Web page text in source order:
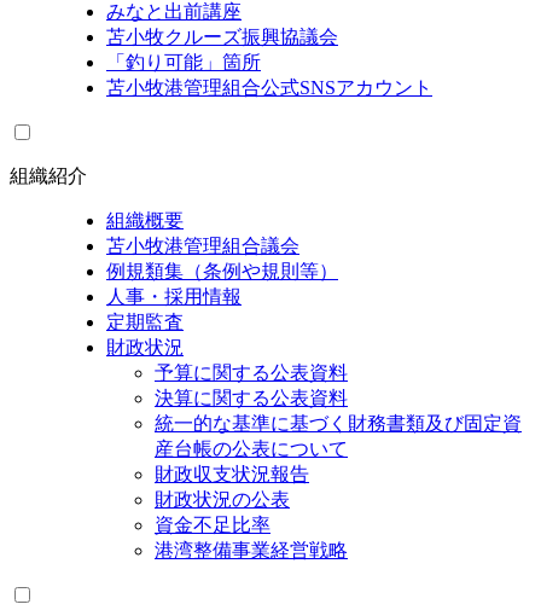
みなと出前講座
苫小牧クルーズ振興協議会
「釣り可能」箇所
苫小牧港管理組合公式SNSアカウント
組織紹介
組織概要
苫小牧港管理組合議会
例規類集（条例や規則等）
人事・採用情報
定期監査
財政状況
予算に関する公表資料
決算に関する公表資料
統一的な基準に基づく財務書類及び固定資
産台帳の公表について
財政収支状況報告
財政状況の公表
資金不足比率
港湾整備事業経営戦略